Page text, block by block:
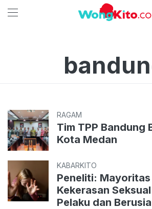
RAGAM
Tim TPP Bandung
Kota Medan
KABARKITO
Peneliti:
Kekerasan
Pelaku dan